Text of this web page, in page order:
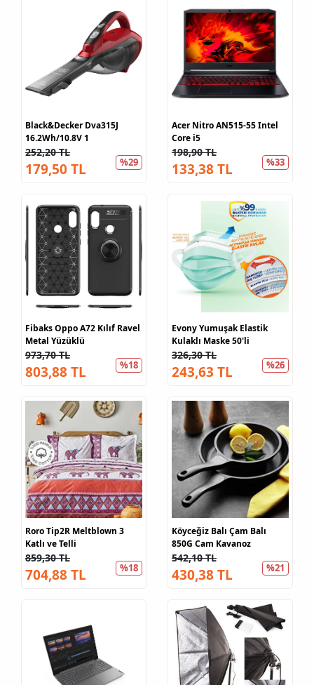
Black&Decker Dva315J
16.2Wh/10.8V 1
252,20 TL
%29
179,50 TL
Acer Nitro AN515-55 Intel
Core i5
198,90 TL
%33
133,38 TL
Fibaks Oppo A72 Kılıf Ravel
Metal Yüzüklü
973,70 TL
%18
803,88 TL
Evony Yumuşak Elastik
Kulaklı Maske 50'li
326,30 TL
%26
243,63 TL
Roro Tip2R Meltblown 3
Katlı ve Telli
859,30 TL
%18
704,88 TL
Köyceğiz Balı Çam Balı
850G Cam Kavanoz
542,10 TL
%21
430,38 TL